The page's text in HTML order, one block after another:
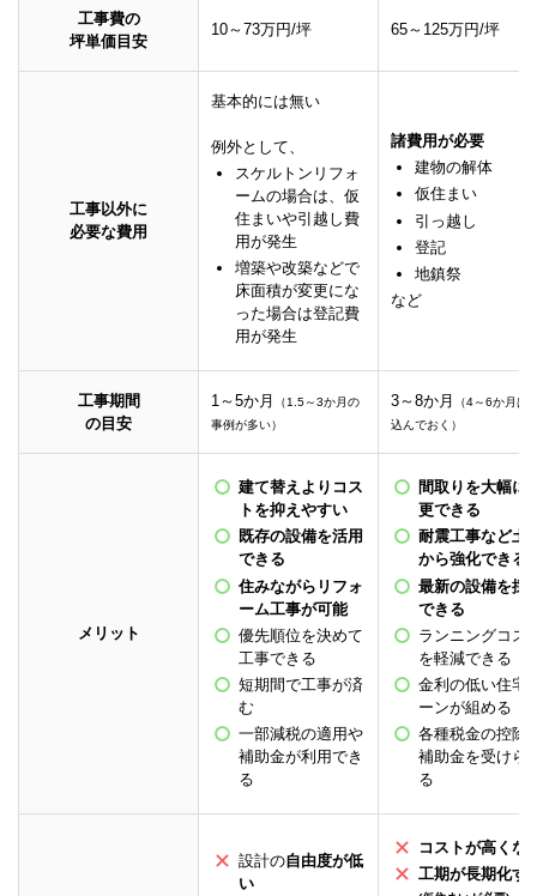
工事費の
坪単価目安
10～73万円/坪 65～125万円/坪
工事以外に
必要な費用
基本的には無い
例外として、
スケルトンリフォ
ームの場合は、仮
住まいや引越し費
用が発生
増築や改築などで
床面積が変更にな
った場合は登記費
用が発生
諸費用が必要
建物の解体
仮住まい
引っ越し
登記
地鎮祭
など
工事期間
の目安
1～5か月
（1.5～3か月の
事例が多い）
3～8か月
（4～6か月は
込んでおく）
メリット
建て替えよりコス
トを抑えやすい
既存の設備を活用
できる
住みながらリフォ
ーム工事が可能
優先順位を決めて
工事できる
短期間で工事が済
む
一部減税の適用や
補助金が利用でき
る
間取りを大幅に
更できる
耐震工事など土
から強化できる
最新の設備を採
できる
ランニングコス
を軽減できる
金利の低い住宅
ーンが組める
各種税金の控除
補助金を受けら
る
設計の自由度が低
い
コストが高くな
工期が長期化す